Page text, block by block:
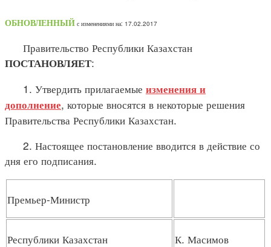
ОБНОВЛЕННЫЙ с изменениями на: 17.02.2017
Правительство Республики Казахстан
ПОСТАНОВЛЯЕТ:
1. Утвердить прилагаемые изменения и
дополнение, которые вносятся в некоторые решения
Правительства Республики Казахстан.
2. Настоящее постановление вводится в действие со
дня его подписания.
Премьер-Министр
Республики Казахстан К. Масимов